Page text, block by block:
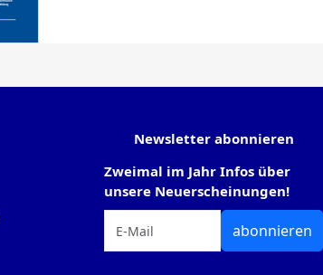
Newsletter abonnieren
Zweimal im Jahr Infos über
unsere Neuerscheinungen!
abonnieren